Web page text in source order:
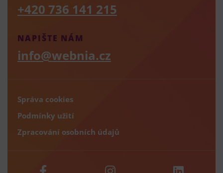
NAPIŠTE NÁM
info@webnia.cz
+420 736 141 215
Správa cookies
Podmínky užití
Zpracování osobních údajů